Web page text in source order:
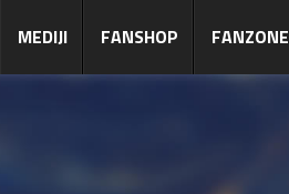
MEDIJI FANSHOP FANZONE